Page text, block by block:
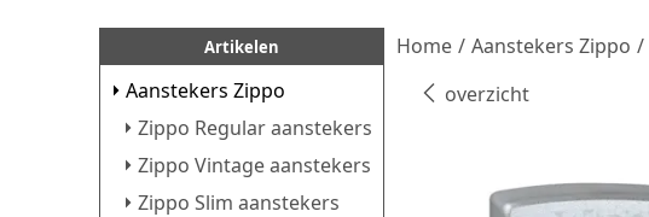
Artikelen
Aanstekers Zippo
Zippo Regular aanstekers
Zippo Vintage aanstekers
Zippo Slim aanstekers
Home / Aanstekers Zippo /
overzicht